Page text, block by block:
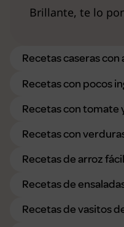
Brillante, te lo
Recetas caseras con
Recetas con pocos
Recetas con tomate
Recetas con
Recetas de arroz
Recetas de
Recetas de vasitos